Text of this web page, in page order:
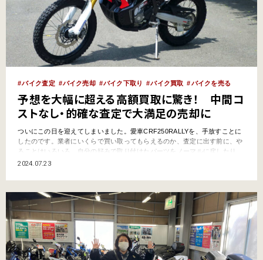
バイク査定 バイク売却 バイク下取り バイク買取 バイクを売る
予想を大幅に超える高額買取に驚き！ 中間コ
ストなし・的確な査定で大満足の売却に
ついにこの日を迎えてしまいました。愛車CRF250RALLYを、手放すことに
したのです。業者にいくらで買い取ってもらえるのか、査定に出す前に、や
ることはいろいろ。自分の好みで取り付けたパーツをノーマルに戻したり、
きれいに洗車したり。そしていよいよ査定。するとうれしいことに、予想を
愛車よ 大型スクリーンや大容量フューエル…
2024.07.23